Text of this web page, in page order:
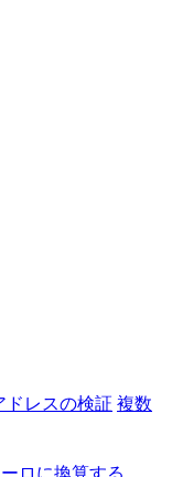
ドレスの検証 複数
ーロに換算する